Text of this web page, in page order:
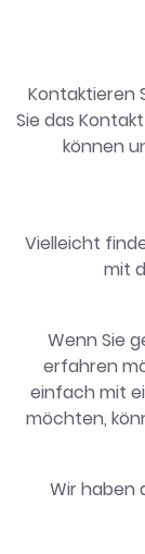
Kontaktieren
Sie das
können
Vielleicht
mit
Wenn Sie
erfahren
einfach mit
möchten,
Wir haben